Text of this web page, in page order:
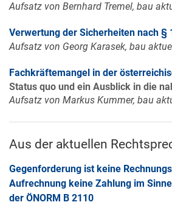
Aufsatz von Bernhard Tremel, bau
Verwertung der Sicherheiten nach §
Aufsatz von Georg Karasek, bau
Fachkräftemangel in der
Status quo und ein Ausblick in die
Aufsatz von Markus Kummer, bau
Aus der aktuellen
Gegenforderung ist keine
Aufrechnung keine Zahlung im
der ÖNORM B 2110